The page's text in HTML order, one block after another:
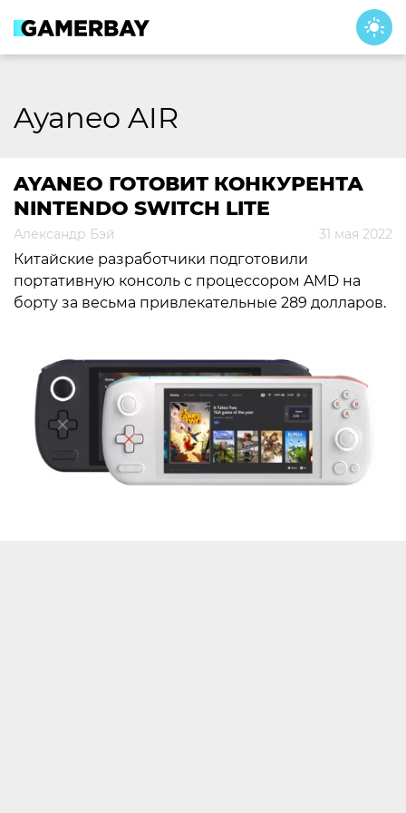
content
Ayaneo AIR
AYANEO ГОТОВИТ КОНКУРЕНТА
NINTENDO SWITCH LITE
Александр Бэй 31 мая 2022
Китайские разработчики подготовили
портативную консоль с процессором AMD на
борту за весьма привлекательные 289 долларов.